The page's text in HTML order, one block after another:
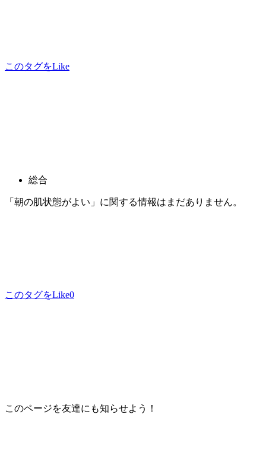
このタグをLike
総合
「朝の肌状態がよい」に関する情報はまだありません。
このタグをLike0
このページを友達にも知らせよう！